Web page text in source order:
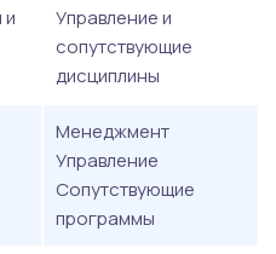
и
Управление и
сопутствующие
дисциплины
Менеджмент
Управление
Сопутствующие
программы